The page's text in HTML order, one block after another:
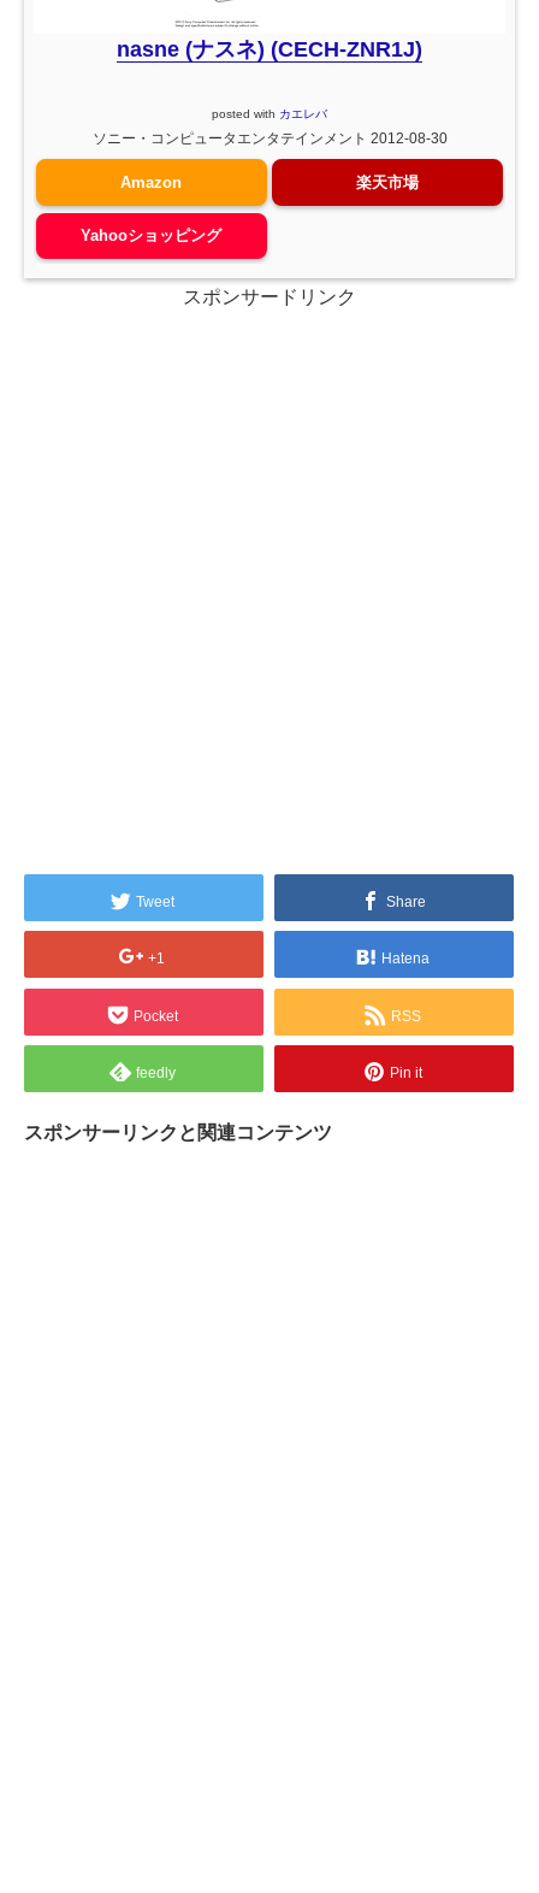
nasne (ナスネ) (CECH-ZNR1J)
posted with カエレバ
ソニー・コンピュータエンタテインメント 2012-08-30
Amazon 楽天市場
Yahooショッピング
スポンサードリンク
Tweet Share
+1 Hatena
Pocket RSS
feedly Pin it
スポンサーリンクと関連コンテンツ